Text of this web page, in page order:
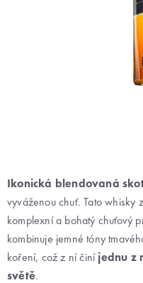
Ikonická blendovaná
vyváženou chuť. Tato
komplexní a bohatý chuťový
kombinuje jemné tóny
koření, což z ní činíjednu z
světě.